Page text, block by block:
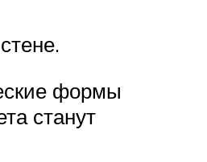
формы
станут